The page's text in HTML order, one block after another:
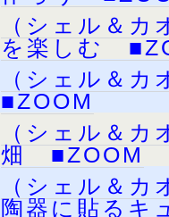
（シェル＆
を楽しむ
（シェル＆
■ZOOM
（シェル＆
畑 ■ZOOM
（シェル＆
陶器に貼る